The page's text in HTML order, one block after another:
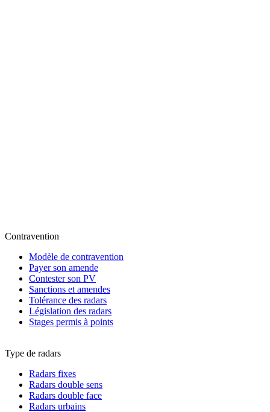
Contravention
Modèle de contravention
Payer son amende
Contester son PV
Sanctions et amendes
Tolérance des radars
Législation des radars
Stages permis à points
Type de radars
Radars fixes
Radars double sens
Radars double face
Radars urbains